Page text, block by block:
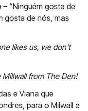
“Ninguém gosta de
gosta de nós, mas
likes us, we don't
Millwall from The Den!
e Viana que
para o Milwall e